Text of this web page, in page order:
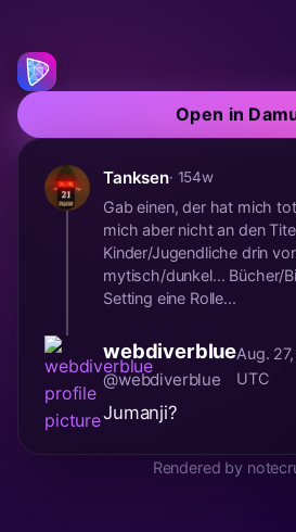
Open in
Tanksen· 154w
Gab einen, der hat mich
mich aber nicht an den
Kinder/Jugendliche drin
mytisch/dunkel… Bücher/
Setting eine Rolle...
webdiverblue
@webdiverblue
Aug.
UTC
Jumanji?
Rendered by